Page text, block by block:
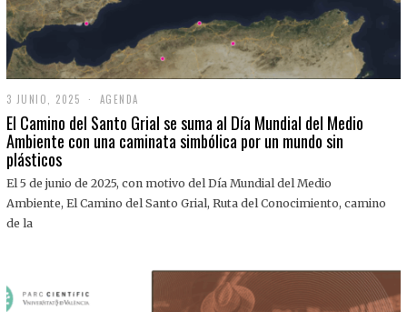
3 JUNIO, 2025
J
U
N
,
0
AGENDA
El Camino del Santo Grial se suma al Día Mundial del Medio
Ambiente con una caminata simbólica por un mundo sin
plásticos
El 5 de junio de 2025, con motivo del Día Mundial del Medio
Ambiente, El Camino del Santo Grial, Ruta del Conocimiento, camino
de la